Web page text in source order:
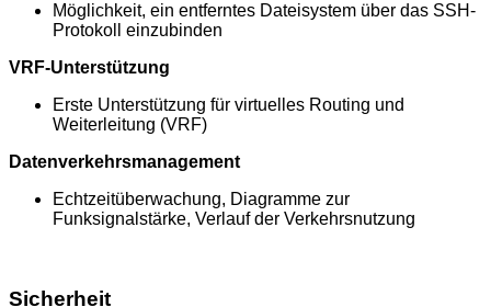
Möglichkeit, ein entferntes Dateisystem über das SSH-
Protokoll einzubinden
VRF-Unterstützung
Erste Unterstützung für virtuelles Routing und
Weiterleitung (VRF)
Datenverkehrsmanagement
Echtzeitüberwachung, Diagramme zur
Funksignalstärke, Verlauf der Verkehrsnutzung
Sicherheit